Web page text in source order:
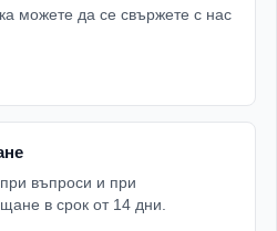
можете да се свържете с нас
въпроси и при
в срок от 14 дни.